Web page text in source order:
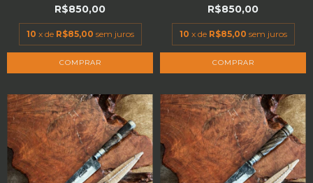
R$850,00
10 x de R$85,00 sem juros
R$850,00
10 x de R$85,00 sem juros